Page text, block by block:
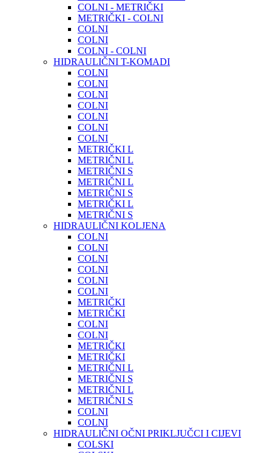
COLNI - METRIČKI
METRIČKI - COLNI
COLNI
COLNI
COLNI - COLNI
HIDRAULIČNI T-KOMADI
COLNI
COLNI
COLNI
COLNI
COLNI
COLNI
COLNI
METRIČKI L
METRIČNI L
METRIČNI S
METRIČNI L
METRIČNI S
METRIČKI L
METRIČNI S
HIDRAULIČNI KOLJENA
COLNI
COLNI
COLNI
COLNI
COLNI
COLNI
METRIČKI
METRIČKI
COLNI
COLNI
METRIČKI
METRIČKI
METRIČNI L
METRIČNI S
METRIČNI L
METRIČNI S
COLNI
COLNI
HIDRAULIČNI OČNI PRIKLJUČCI I CIJEVI
COLSKI